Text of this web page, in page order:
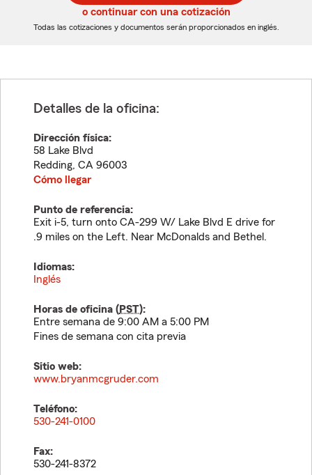
5
dígitos
5
dígitos
o continuar con una cotización
Todas las cotizaciones y documentos serán proporcionados en inglés.
Detalles de la oficina:
Dirección física:
58 Lake Blvd
Redding, CA 96003
Cómo llegar
Punto de referencia:
Exit i-5, turn onto CA-299 W/ Lake Blvd E drive for
.9 miles on the Left. Near McDonalds and Bethel.
Idiomas:
Inglés
Horas de oficina (PST):
Entre semana de 9:00 AM a 5:00 PM
Fines de semana con cita previa
Sitio web:
www.bryanmcgruder.com
Teléfono:
530-241-0100
Fax:
530-241-8372